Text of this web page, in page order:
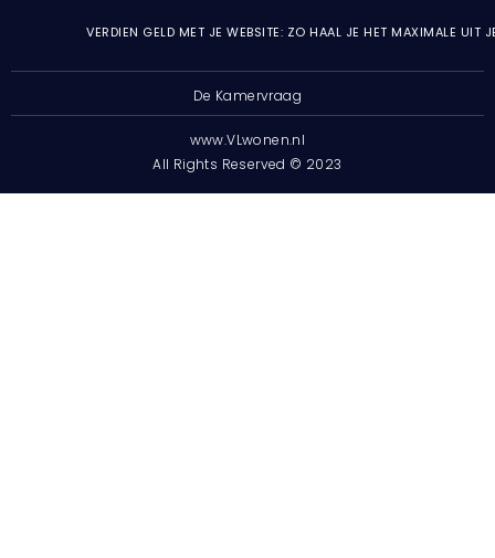
VERDIEN GELD MET JE WEBSITE: ZO HAAL JE HET MAXIMALE UIT
De Kamervraag
www.VLwonen.nl
All Rights Reserved © 2023